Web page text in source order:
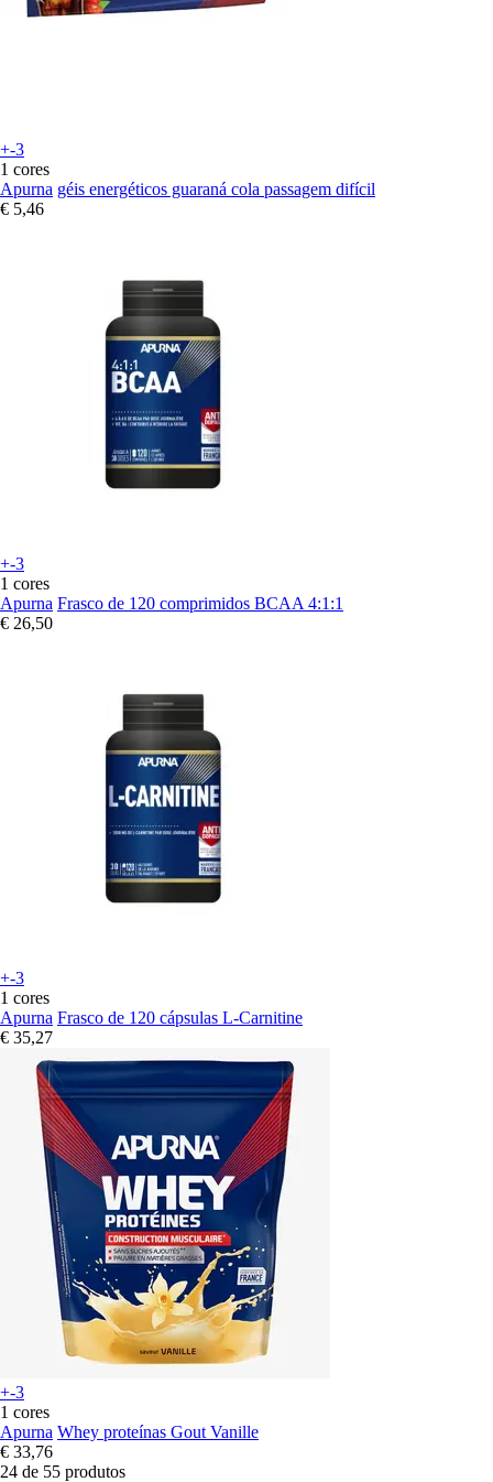
+-3
1 cores
Apurna géis energéticos guaraná cola passagem difícil
€ 5,46
+-3
1 cores
Apurna Frasco de 120 comprimidos BCAA 4:1:1
€ 26,50
+-3
1 cores
Apurna Frasco de 120 cápsulas L-Carnitine
€ 35,27
+-3
1 cores
Apurna Whey proteínas Gout Vanille
€ 33,76
24 de 55 produtos